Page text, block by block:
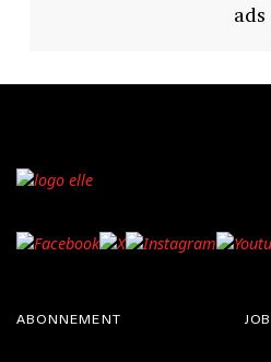
ads
ABONNEMENT